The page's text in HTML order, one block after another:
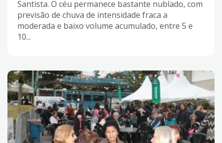
Santista. O céu permanece bastante nublado, com
previsão de chuva de intensidade fraca a
moderada e baixo volume acumulado, entre 5 e
10...